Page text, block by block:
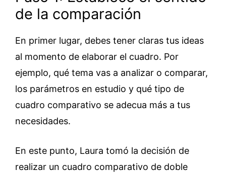
de la comparación
En primer lugar, debes tener claras tus ideas
al momento de elaborar el cuadro. Por
ejemplo, qué tema vas a analizar o comparar,
los parámetros en estudio y qué tipo de
cuadro comparativo se adecua más a tus
necesidades.
En este punto, Laura tomó la decisión de
realizar un cuadro comparativo de doble